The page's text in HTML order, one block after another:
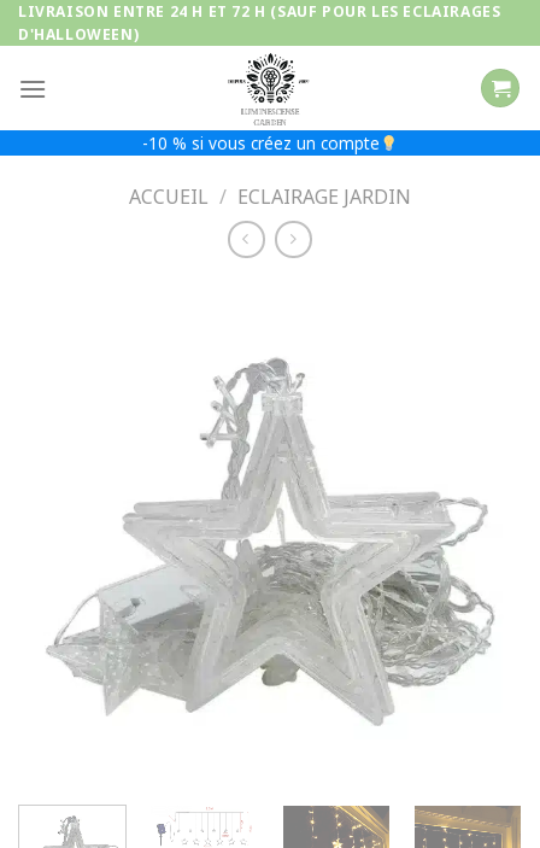
Passer
au
LIVRAISON ENTRE 24 H ET 72 H (SAUF POUR LES ECLAIRAGES
D'HALLOWEEN)
-10 % si vous créez un compte
ACCUEIL / ECLAIRAGE JARDIN